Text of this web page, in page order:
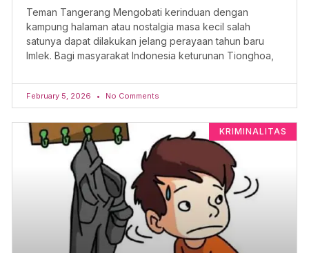
Teman Tangerang Mengobati kerinduan dengan
kampung halaman atau nostalgia masa kecil salah
satunya dapat dilakukan jelang perayaan tahun baru
Imlek. Bagi masyarakat Indonesia keturunan Tionghoa,
February 5, 2026 No Comments
KRIMINALITAS